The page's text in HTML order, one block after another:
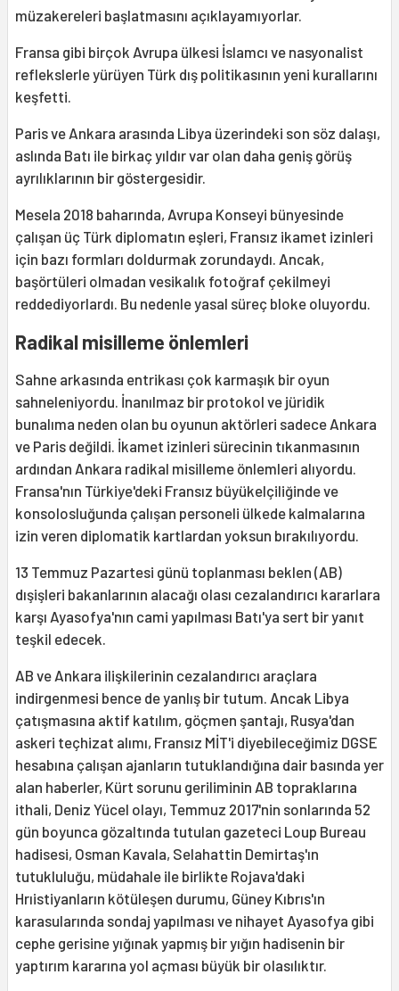
müzakereleri başlatmasını açıklayamıyorlar.
Fransa gibi birçok Avrupa ülkesi İslamcı ve nasyonalist
reflekslerle yürüyen Türk dış politikasının yeni kurallarını
keşfetti.
Paris ve Ankara arasında Libya üzerindeki son söz dalaşı,
aslında Batı ile birkaç yıldır var olan daha geniş görüş
ayrılıklarının bir göstergesidir.
Mesela 2018 baharında, Avrupa Konseyi bünyesinde
çalışan üç Türk diplomatın eşleri, Fransız ikamet izinleri
için bazı formları doldurmak zorundaydı. Ancak,
başörtüleri olmadan vesikalık fotoğraf çekilmeyi
reddediyorlardı. Bu nedenle yasal süreç bloke oluyordu.
Radikal misilleme önlemleri
Sahne arkasında entrikası çok karmaşık bir oyun
sahneleniyordu. İnanılmaz bir protokol ve jüridik
bunalıma neden olan bu oyunun aktörleri sadece Ankara
ve Paris değildi. İkamet izinleri sürecinin tıkanmasının
ardından Ankara radikal misilleme önlemleri alıyordu.
Fransa'nın Türkiye'deki Fransız büyükelçiliğinde ve
konsolosluğunda çalışan personeli ülkede kalmalarına
izin veren diplomatik kartlardan yoksun bırakılıyordu.
13 Temmuz Pazartesi günü toplanması beklen (AB)
dışişleri bakanlarının alacağı olası cezalandırıcı kararlara
karşı Ayasofya'nın cami yapılması Batı'ya sert bir yanıt
teşkil edecek.
AB ve Ankara ilişkilerinin cezalandırıcı araçlara
indirgenmesi bence de yanlış bir tutum. Ancak Libya
çatışmasına aktif katılım, göçmen şantajı, Rusya'dan
askeri teçhizat alımı, Fransız MİT'i diyebileceğimiz DGSE
hesabına çalışan ajanların tutuklandığına dair basında yer
alan haberler, Kürt sorunu geriliminin AB topraklarına
ithali, Deniz Yücel olayı, Temmuz 2017'nin sonlarında 52
gün boyunca gözaltında tutulan gazeteci Loup Bureau
hadisesi, Osman Kavala, Selahattin Demirtaş'ın
tutukluluğu, müdahale ile birlikte Rojava'daki
Hrıistiyanların kötüleşen durumu, Güney Kıbrıs'ın
karasularında sondaj yapılması ve nihayet Ayasofya gibi
cephe gerisine yığınak yapmış bir yığın hadisenin bir
yaptırım kararına yol açması büyük bir olasılıktır.